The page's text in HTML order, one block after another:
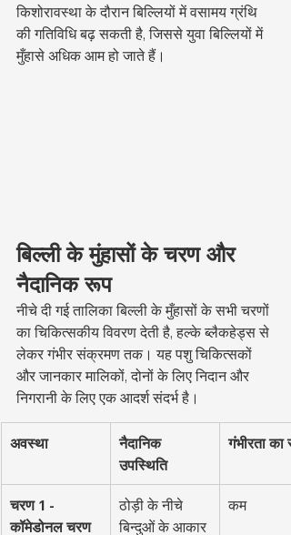
किशोरावस्था के दौरान बिल्लियों में वसामय ग्रंथि
की गतिविधि बढ़ सकती है, जिससे युवा बिल्लियों में
मुँहासे अधिक आम हो जाते हैं।
बिल्ली के मुंहासों के चरण और
नैदानिक रूप
नीचे दी गई तालिका बिल्ली के मुँहासों के सभी चरणों
का चिकित्सकीय विवरण देती है, हल्के ब्लैकहेड्स से
लेकर गंभीर संक्रमण तक। यह पशु चिकित्सकों
और जानकार मालिकों, दोनों के लिए निदान और
निगरानी के लिए एक आदर्श संदर्भ है।
अवस्था
नैदानिक
उपस्थिति
गंभीरता का
चरण 1 -
कॉमेडोनल चरण
ठोड़ी के नीचे
बिन्दुओं के आकार
कम